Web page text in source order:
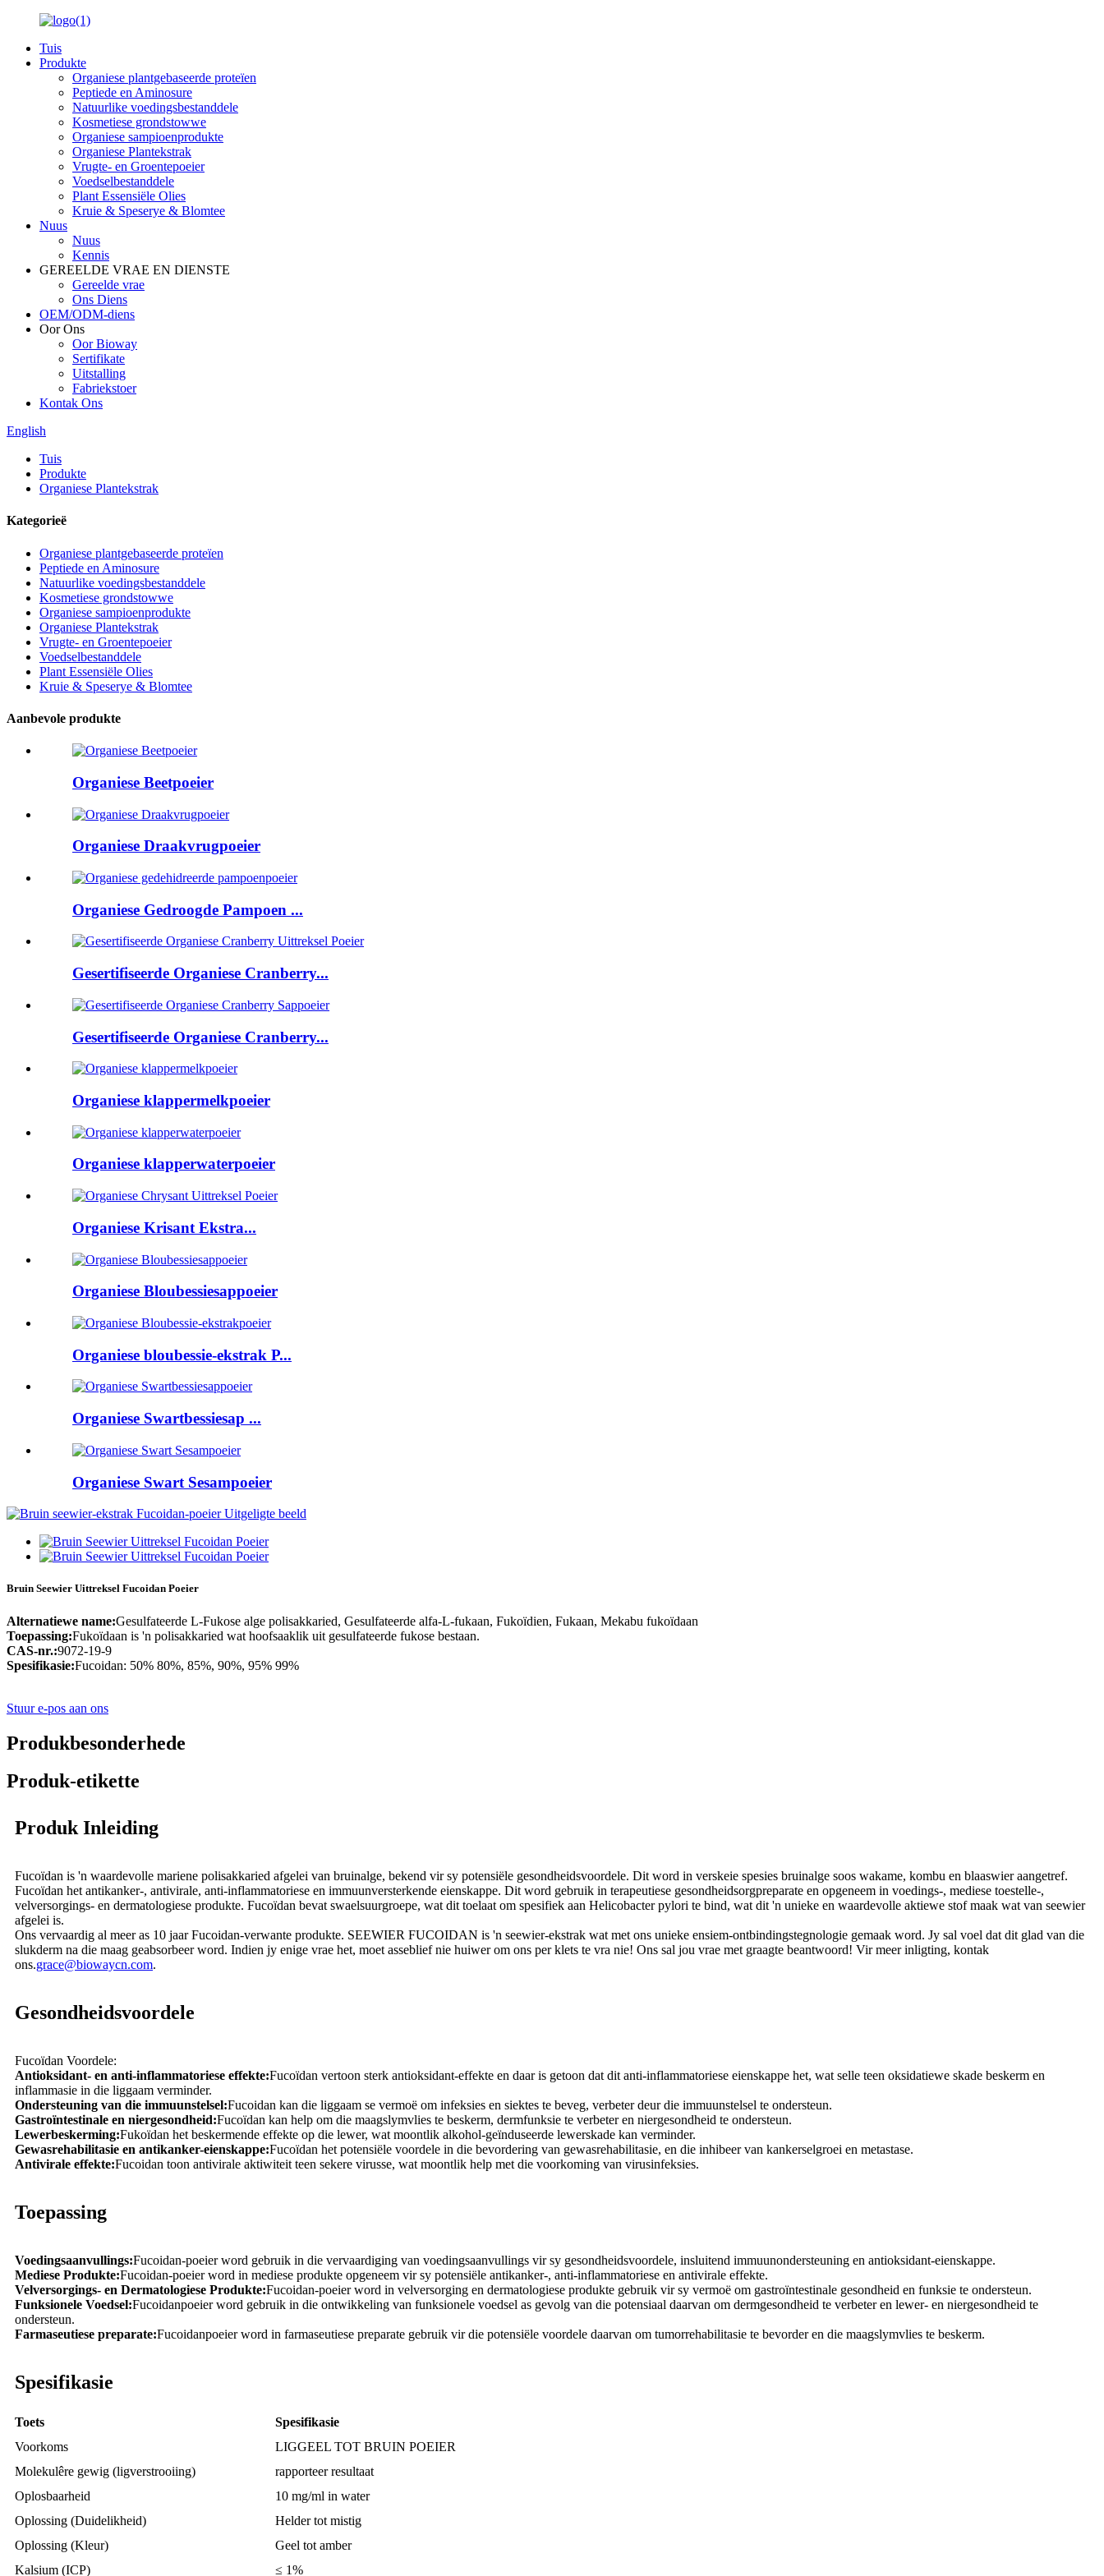
Tuis
Produkte
Organiese plantgebaseerde proteïen
Peptiede en Aminosure
Natuurlike voedingsbestanddele
Kosmetiese grondstowwe
Organiese sampioenprodukte
Organiese Plantekstrak
Vrugte- en Groentepoeier
Voedselbestanddele
Plant Essensiële Olies
Kruie & Speserye & Blomtee
Nuus
Nuus
Kennis
GEREELDE VRAE EN DIENSTE
Gereelde vrae
Ons Diens
OEM/ODM-diens
Oor Ons
Oor Bioway
Sertifikate
Uitstalling
Fabriekstoer
Kontak Ons
English
Tuis
Produkte
Organiese Plantekstrak
Kategorieë
Organiese plantgebaseerde proteïen
Peptiede en Aminosure
Natuurlike voedingsbestanddele
Kosmetiese grondstowwe
Organiese sampioenprodukte
Organiese Plantekstrak
Vrugte- en Groentepoeier
Voedselbestanddele
Plant Essensiële Olies
Kruie & Speserye & Blomtee
Aanbevole produkte
Organiese Beetpoeier
Organiese Draakvrugpoeier
Organiese Gedroogde Pampoen ...
Gesertifiseerde Organiese Cranberry...
Gesertifiseerde Organiese Cranberry...
Organiese klappermelkpoeier
Organiese klapperwaterpoeier
Organiese Krisant Ekstra...
Organiese Bloubessiesappoeier
Organiese bloubessie-ekstrak P...
Organiese Swartbessiesap ...
Organiese Swart Sesampoeier
Bruin Seewier Uittreksel Fucoidan Poeier
Alternatiewe name:Gesulfateerde L-Fukose alge polisakkaried, Gesulfateerde alfa-L-fukaan, Fukoïdien, Fukaan, Mekabu fukoïdaan
Toepassing:Fukoïdaan is 'n polisakkaried wat hoofsaaklik uit gesulfateerde fukose bestaan.
CAS-nr.:9072-19-9
Spesifikasie:Fucoidan: 50% 80%, 85%, 90%, 95% 99%
Stuur e-pos aan ons
Produkbesonderhede
Produk-etikette
Produk Inleiding
Fucoïdan is 'n waardevolle mariene polisakkaried afgelei van bruinalge, bekend vir sy potensiële gesondheidsvoordele. Dit word in verskeie spesies bruinalge soos wakame, kombu en blaaswier aangetref.
Fucoïdan het antikanker-, antivirale, anti-inflammatoriese en immuunversterkende eienskappe. Dit word gebruik in terapeutiese gesondheidsorgpreparate en opgeneem in voedings-, mediese toestelle-,
velversorgings- en dermatologiese produkte. Fucoïdan bevat swaelsuurgroepe, wat dit toelaat om spesifiek aan Helicobacter pylori te bind, wat dit 'n unieke en waardevolle aktiewe stof maak wat van seewier
afgelei is.
Ons vervaardig al meer as 10 jaar Fucoidan-verwante produkte. SEEWIER FUCOIDAN is 'n seewier-ekstrak wat met ons unieke ensiem-ontbindingstegnologie gemaak word. Jy sal voel dat dit glad van die
slukderm na die maag geabsorbeer word. Indien jy enige vrae het, moet asseblief nie huiwer om ons per klets te vra nie! Ons sal jou vrae met graagte beantwoord! Vir meer inligting, kontak
ons.grace@biowaycn.com.
Gesondheidsvoordele
Fucoïdan Voordele:
Antioksidant- en anti-inflammatoriese effekte:Fucoïdan vertoon sterk antioksidant-effekte en daar is getoon dat dit anti-inflammatoriese eienskappe het, wat selle teen oksidatiewe skade beskerm en
inflammasie in die liggaam verminder.
Ondersteuning van die immuunstelsel:Fucoidan kan die liggaam se vermoë om infeksies en siektes te beveg, verbeter deur die immuunstelsel te ondersteun.
Gastroïntestinale en niergesondheid:Fucoïdan kan help om die maagslymvlies te beskerm, dermfunksie te verbeter en niergesondheid te ondersteun.
Lewerbeskerming:Fukoïdan het beskermende effekte op die lewer, wat moontlik alkohol-geïnduseerde lewerskade kan verminder.
Gewasrehabilitasie en antikanker-eienskappe:Fucoïdan het potensiële voordele in die bevordering van gewasrehabilitasie, en die inhibeer van kankerselgroei en metastase.
Antivirale effekte:Fucoidan toon antivirale aktiwiteit teen sekere virusse, wat moontlik help met die voorkoming van virusinfeksies.
Toepassing
Voedingsaanvullings:Fucoidan-poeier word gebruik in die vervaardiging van voedingsaanvullings vir sy gesondheidsvoordele, insluitend immuunondersteuning en antioksidant-eienskappe.
Mediese Produkte:Fucoidan-poeier word in mediese produkte opgeneem vir sy potensiële antikanker-, anti-inflammatoriese en antivirale effekte.
Velversorgings- en Dermatologiese Produkte:Fucoidan-poeier word in velversorging en dermatologiese produkte gebruik vir sy vermoë om gastroïntestinale gesondheid en funksie te ondersteun.
Funksionele Voedsel:Fucoidanpoeier word gebruik in die ontwikkeling van funksionele voedsel as gevolg van die potensiaal daarvan om dermgesondheid te verbeter en lewer- en niergesondheid te
ondersteun.
Farmaseutiese preparate:Fucoidanpoeier word in farmaseutiese preparate gebruik vir die potensiële voordele daarvan om tumorrehabilitasie te bevorder en die maagslymvlies te beskerm.
Spesifikasie
Toets
Spesifikasie
Voorkoms
LIGGEEL TOT BRUIN POEIER
Molekulêre gewig (ligverstrooiing)
rapporteer resultaat
Oplosbaarheid
10 mg/ml in water
Oplossing (Duidelikheid)
Helder tot mistig
Oplossing (Kleur)
Geel tot amber
Kalsium (ICP)
≤ 1%